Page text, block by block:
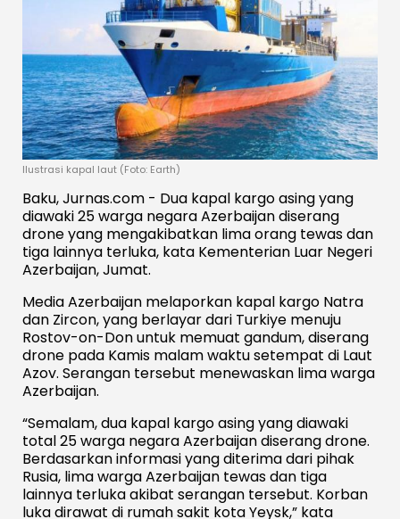
Ilustrasi kapal laut (Foto: Earth)
Baku, Jurnas.com - Dua kapal kargo asing yang
diawaki 25 warga negara Azerbaijan diserang
drone yang mengakibatkan lima orang tewas dan
tiga lainnya terluka, kata Kementerian Luar Negeri
Azerbaijan, Jumat.
Media Azerbaijan melaporkan kapal kargo Natra
dan Zircon, yang berlayar dari Turkiye menuju
Rostov-on-Don untuk memuat gandum, diserang
drone pada Kamis malam waktu setempat di Laut
Azov. Serangan tersebut menewaskan lima warga
Azerbaijan.
“Semalam, dua kapal kargo asing yang diawaki
total 25 warga negara Azerbaijan diserang drone.
Berdasarkan informasi yang diterima dari pihak
Rusia, lima warga Azerbaijan tewas dan tiga
lainnya terluka akibat serangan tersebut. Korban
luka dirawat di rumah sakit kota Yeysk,” kata